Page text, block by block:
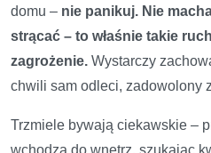
domu – nie panikuj. Nie
strącać – to właśnie takie
zagrożenie. Wystarczy
chwili sam odleci, zadowolony
Trzmiele bywają ciekawskie –